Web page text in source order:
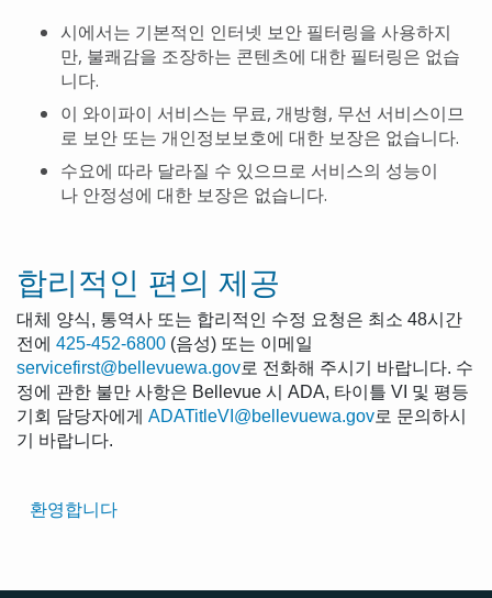
Translated
환영합니다
시에서는 기본적인 인터넷 보안 필터링을 사용하지
만, 불쾌감을 조장하는 콘텐츠에 대한 필터링은 없습
니다.
이 와이파이 서비스는 무료, 개방형, 무선 서비스이므
로 보안 또는 개인정보보호에 대한 보장은 없습니다.
수요에 따라 달라질 수 있으므로 서비스의 성능이
나 안정성에 대한 보장은 없습니다.
합리적인 편의 제공
대체 양식, 통역사 또는 합리적인 수정 요청은 최소 48시간
전에 425-452-6800 (음성) 또는 이메일
servicefirst@bellevuewa.gov로 전화해 주시기 바랍니다. 수
정에 관한 불만 사항은 Bellevue 시 ADA, 타이틀 VI 및 평등
기회 담당자에게 ADATitleVI@bellevuewa.gov로 문의하시
기 바랍니다.